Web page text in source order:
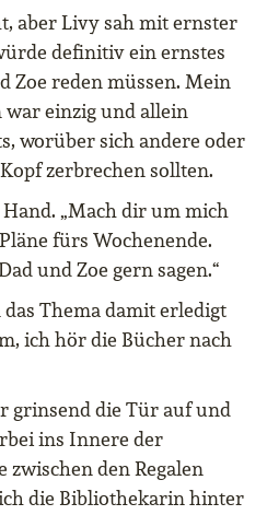
aber Livy sah mit ernster
definitiv ein ernstes
Zoe reden müssen. Mein
war einzig und allein
worüber sich andere oder
zerbrechen sollten.
„Mach dir um mich
fürs Wochenende.
und Zoe gern sagen.“
das Thema damit erledigt
ich hör die Bücher nach
grinsend die Tür auf und
ins Innere der
den Regalen
die Bibliothekarin hinter